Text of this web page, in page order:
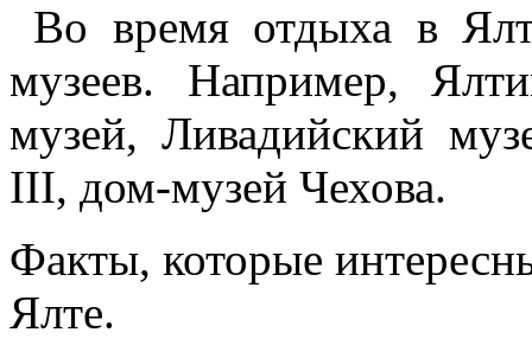
Во время отдыха в
музеев. Например,
музей, Ливадийский
III, дом-музей Чехова.
Факты, которые
Ялте.